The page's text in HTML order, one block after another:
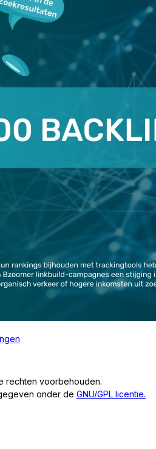
rechten voorbehouden.
onder de GNU/GPL licentie.